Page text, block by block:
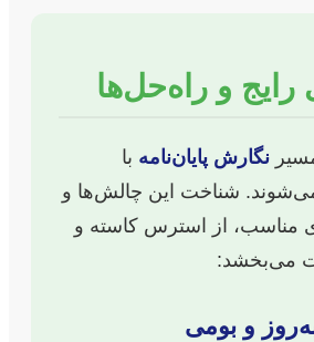
و راه‌حل‌ها
نگارش پایان‌نامه با
شناخت این چالش‌ها و
مناسب، از استرس کاسته و
می‌بخشد:
و بومی